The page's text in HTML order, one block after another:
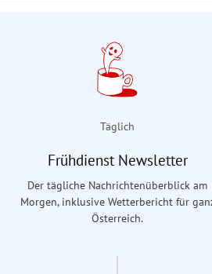
Täglich
Frühdienst Newsletter
Der tägliche Nachrichtenüberblick am
Morgen, inklusive Wetterbericht für
Österreich.